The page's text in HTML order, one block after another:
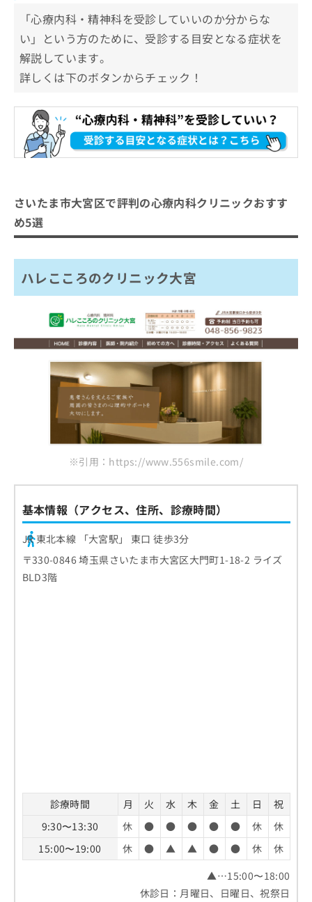
「心療内科・精神科を受診していいのか分からな
い」という方のために、受診する目安となる症状を
解説しています。
詳しくは下のボタンからチェック！
さいたま市大宮区で評判の心療内科クリニックおすす
め5選
ハレこころのクリニック大宮
※引用：https://www.556smile.com/
基本情報（アクセス、住所、診療時間）
JR 東北本線 「大宮駅」 東口 徒歩3分
〒330-0846 埼玉県さいたま市大宮区大門町1-18-2 ライズ
BLD3階
診療時間 月 火 水 木 金 土 日
祝
9:30〜13:30
休 ● ● ● ● ● 休
休
15:00〜19:00
休 ● ▲ ▲ ● ● 休
休
▲…15:00〜18:00
休診日：月曜日、日曜日、祝祭日